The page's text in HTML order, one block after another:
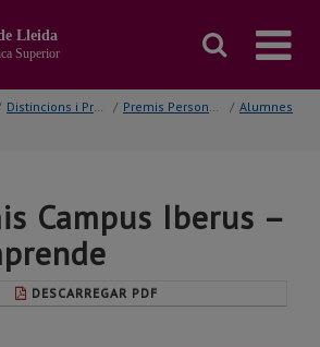
Lleida
Superior
Distincions i Premis / Premis Personals / Alumnes
Campus Iberus –
DESCARREGAR PDF